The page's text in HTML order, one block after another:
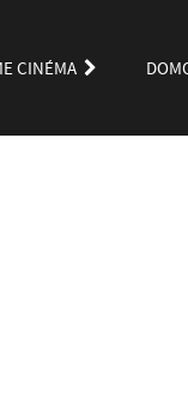
CINÉMA